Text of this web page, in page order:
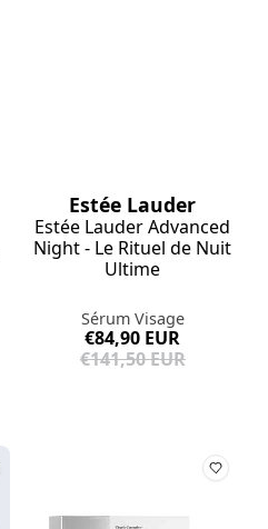
Estée Lauder
Estée Lauder Advanced
Night - Le Rituel de Nuit
Ultime
Sérum Visage
€84,90 EUR
€141,50 EUR